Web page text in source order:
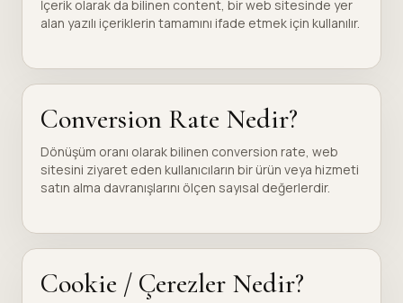
İçerik olarak da bilinen content, bir web sitesinde yer
alan yazılı içeriklerin tamamını ifade etmek için kullanılır.
Conversion Rate Nedir?
Dönüşüm oranı olarak bilinen conversion rate, web
sitesini ziyaret eden kullanıcıların bir ürün veya hizmeti
satın alma davranışlarını ölçen sayısal değerlerdir.
Cookie / Çerezler Nedir?